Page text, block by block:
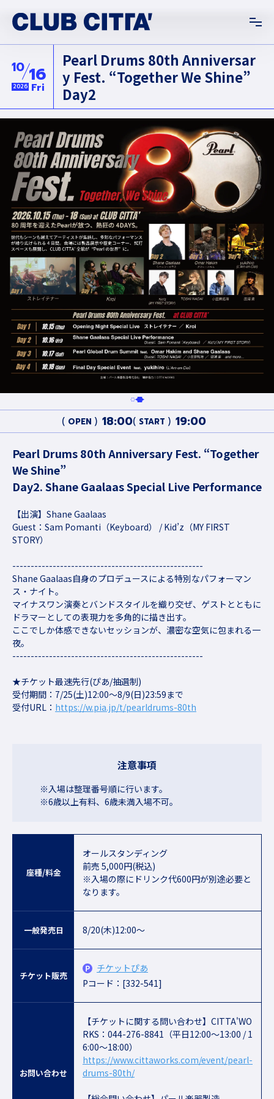
10 16
2026 Fri
Pearl Drums 80th Anniversar
y Fest. “Together We Shine”
Day2
OPEN 18:00 START 19:00
Pearl Drums 80th Anniversary Fest. “Together
We Shine”
Day2. Shane Gaalaas Special Live Performance
【出演】Shane Gaalaas
Guest：Sam Pomanti（Keyboard） / Kid’z（MY FIRST
STORY）
----------------------------------------------------
Shane Gaalaas自身のプロデュースによる特別なパフォーマン
ス・ナイト。
マイナスワン演奏とバンドスタイルを織り交ぜ、ゲストとともに
ドラマーとしての表現力を多角的に描き出す。
ここでしか体感できないセッションが、濃密な空気に包まれる一
夜。
----------------------------------------------------
★チケット最速先行(ぴあ/抽選制)
受付期間：7/25(土)12:00～8/9(日)23:59まで
受付URL： https://w.pia.jp/t/pearldrums-80th
注意事項
※入場は整理番号順に行います。
※6歳以上有料、6歳未満入場不可。
座種/料金
オールスタンディング
前売 5,000円(税込)
※入場の際にドリンク代600円が別途必要と
なります。
一般発売日 8/20(木)12:00～
チケット販売
チケットぴあ
Pコード：[332-541]
お問い合わせ
【チケットに関する問い合わせ】CITTA'WO
RKS：044-276-8841（平日12:00〜13:00 / 1
6:00～18:00）
https://www.cittaworks.com/event/pearl-
drums-80th/